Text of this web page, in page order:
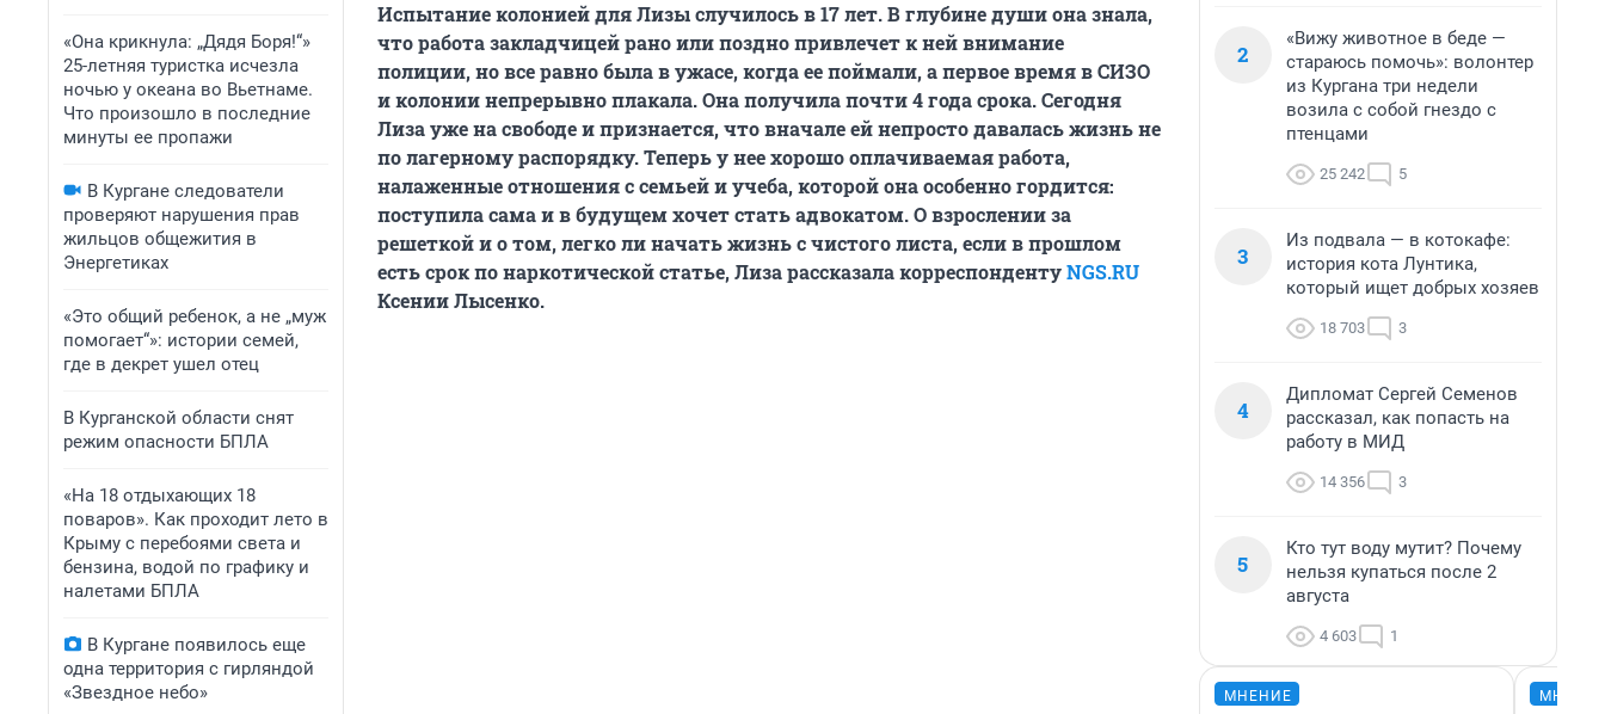
«Она крикнула: „Дядя Боря!“»
25-летняя туристка исчезла
ночью у океана во Вьетнаме.
Что произошло в последние
минуты ее пропажи
В Кургане следователи
проверяют нарушения прав
жильцов общежития в
Энергетиках
«Это общий ребенок, а не „муж
помогает“»: истории семей,
где в декрет ушел отец
В Курганской области снят
режим опасности БПЛА
«На 18 отдыхающих 18
поваров». Как проходит лето в
Крыму с перебоями света и
бензина, водой по графику и
налетами БПЛА
В Кургане появилось еще
одна территория с гирляндой
«Звездное небо»
Испытание колонией для Лизы случилось в 17 лет. В глубине души она знала,
что работа закладчицей рано или поздно привлечет к ней внимание
полиции, но все равно была в ужасе, когда ее поймали, а первое время в СИЗО
и колонии непрерывно плакала. Она получила почти 4 года срока. Сегодня
Лиза уже на свободе и признается, что вначале ей непросто давалась жизнь не
по лагерному распорядку. Теперь у нее хорошо оплачиваемая работа,
налаженные отношения с семьей и учеба, которой она особенно гордится:
поступила сама и в будущем хочет стать адвокатом. О взрослении за
решеткой и о том, легко ли начать жизнь с чистого листа, если в прошлом
есть срок по наркотической статье, Лиза рассказала корреспондентуNGS.RU
Ксении Лысенко.
2
«Вижу животное в беде —
стараюсь помочь»: волонтер
из Кургана три недели
возила с собой гнездо с
птенцами
25 242 5
3
Из подвала — в котокафе:
история кота Лунтика,
который ищет добрых хозяев
18 703 3
4
Дипломат Сергей Семенов
рассказал, как попасть на
работу в МИД
14 356 3
5
Кто тут воду мутит? Почему
нельзя купаться после 2
августа
4 603 1
МНЕНИЕ